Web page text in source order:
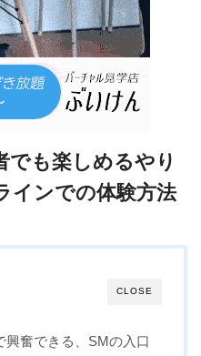
でも楽しめるやり
インでの体験方法
CLOSE
興奮できる、SMの入口